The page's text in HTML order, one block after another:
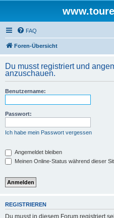
FAQ
Foren-Übersicht
Du musst registriert und
anzuschauen.
Benutzername:
Passwort:
Ich habe mein Passwort vergessen
Angemeldet bleiben
Meinen Online-Status während dieser
REGISTRIEREN
Du musst in diesem Forum registriert